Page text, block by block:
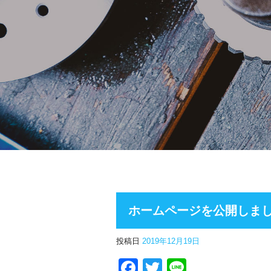
ホームページを公開しま
投稿日 2019年12月19日